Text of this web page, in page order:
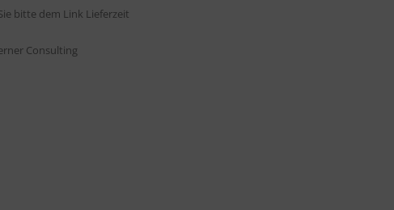
bitte dem Link Lieferzeit
Consulting